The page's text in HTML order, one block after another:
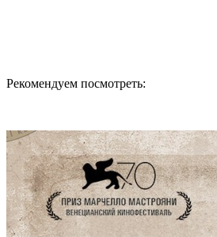
Рекомендуем посмотреть: